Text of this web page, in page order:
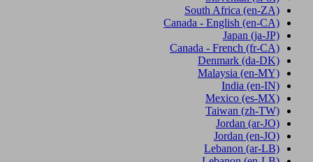
South Africa (en-ZA)
Canada - English (en-CA)
Japan (ja-JP)
Canada - French (fr-CA)
Denmark (da-DK)
Malaysia (en-MY)
India (en-IN)
Mexico (es-MX)
Taiwan (zh-TW)
Jordan (ar-JO)
Jordan (en-JO)
Lebanon (ar-LB)